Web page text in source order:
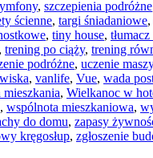
, szczepienia podróżne
ścienne, targi śniadaniowe,
, tiny house,
, trening po ciąży, trening
podróżne, uczenie
, vanlife, Vue, wada
, Wielkanoc w
, wspólnota mieszkaniowa,
do domu, zapasy
kręgosłup, zgłoszenie